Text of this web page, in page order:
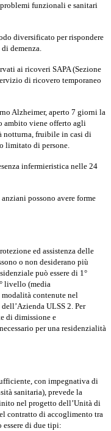
funzionali e sanitari
diversificato per rispondere
demenza.
ai ricoveri SAPA (Sezione
di ricovero temporaneo
Alzheimer, aperto 7 giorni la
ambito viene offerto agli
notturna, fruibile in casi di
limitato di persone.
infermieristica nelle 24
possono avere forme
ed assistenza delle
o non desiderano più
può essere di 1°
livello (media
modalità contenute nel
ULSS 2. Per
di dimissione e
per una residenzialità
con impegnativa di
sanitaria), prevede la
nel progetto dell’Unità di
contratto di accoglimento tra
essere di due tipi: